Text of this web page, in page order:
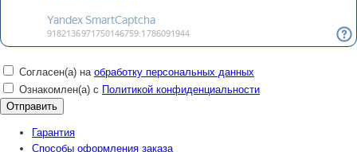
Согласен(а) на обработку персональных данных
Ознакомлен(а) с Политикой конфиденциальности
Гарантия
Способы оформления заказа